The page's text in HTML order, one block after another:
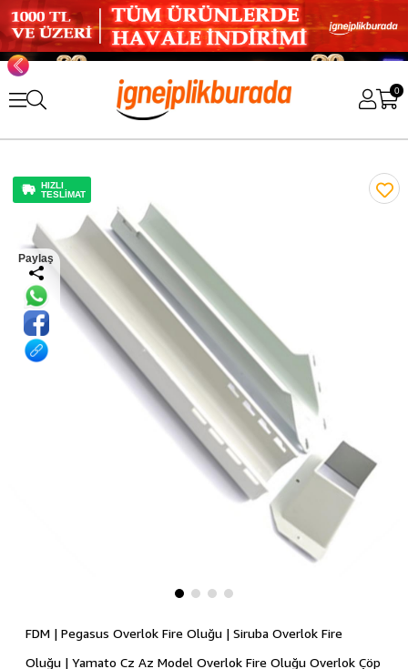
0
HIZLI
TESLİMAT
Paylaş
FDM | Pegasus Overlok Fire Oluğu | Siruba Overlok Fire
Oluğu | Yamato Cz Az Model Overlok Fire Oluğu Overlok Çöp